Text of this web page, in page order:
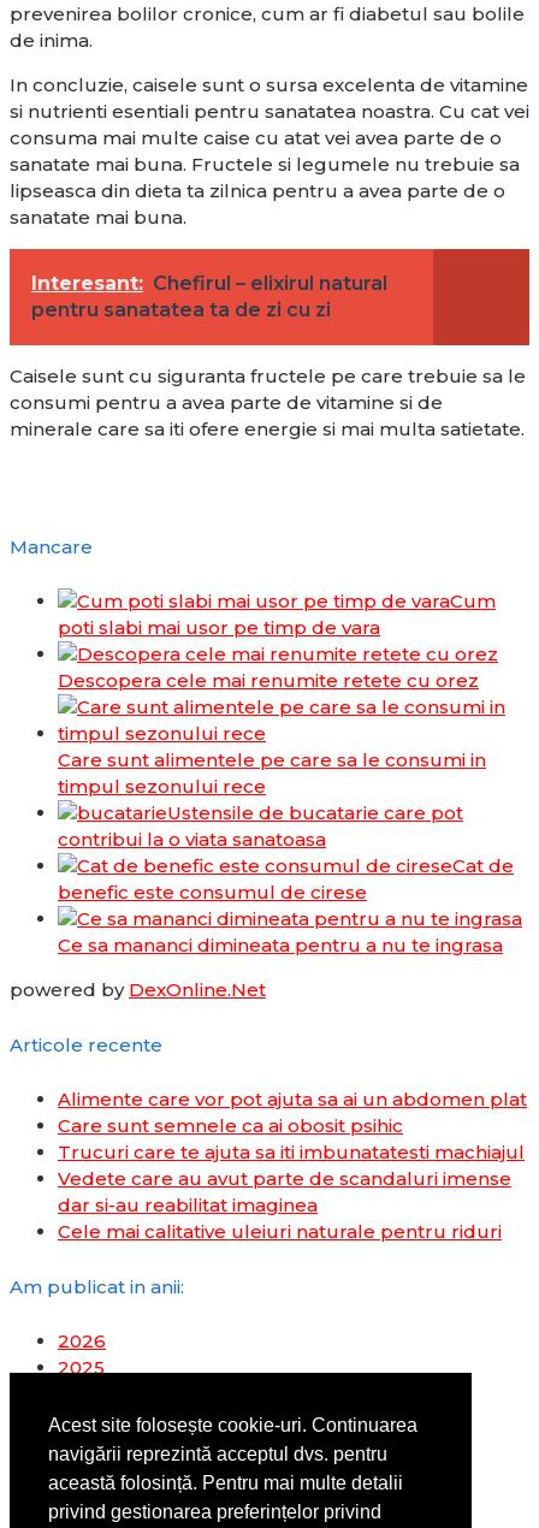
Acest site folosește cookie-uri. Continuarea
navigării reprezintă acceptul dvs. pentru
această folosință. Pentru mai multe detalii
privind gestionarea preferințelor privind
prevenirea bolilor cronice, cum ar fi diabetul sau bolile
de inima.
In concluzie, caisele sunt o sursa excelenta de vitamine
si nutrienti esentiali pentru sanatatea noastra. Cu cat vei
consuma mai multe caise cu atat vei avea parte de o
sanatate mai buna. Fructele si legumele nu trebuie sa
lipseasca din dieta ta zilnica pentru a avea parte de o
sanatate mai buna.
Interesant: Chefirul – elixirul natural
pentru sanatatea ta de zi cu zi
Caisele sunt cu siguranta fructele pe care trebuie sa le
consumi pentru a avea parte de vitamine si de
minerale care sa iti ofere energie si mai multa satietate.
Mancare
Cum
poti slabi mai usor pe timp de vara
Descopera cele mai renumite retete cu orez
Care sunt alimentele pe care sa le consumi in
timpul sezonului rece
Ustensile de bucatarie care pot
contribui la o viata sanatoasa
Cat de
benefic este consumul de cirese
Ce sa mananci dimineata pentru a nu te ingrasa
powered by DexOnline.Net
Articole recente
Alimente care vor pot ajuta sa ai un abdomen plat
Care sunt semnele ca ai obosit psihic
Trucuri care te ajuta sa iti imbunatatesti machiajul
Vedete care au avut parte de scandaluri imense
dar si-au reabilitat imaginea
Cele mai calitative uleiuri naturale pentru riduri
Am publicat in anii:
2026
2025
2023
2022
2019
2018